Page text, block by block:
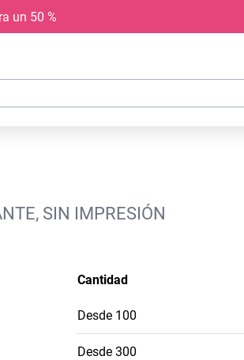
un 50 %
SIN IMPRESIÓN
Cantidad
Desde 100
Desde 300